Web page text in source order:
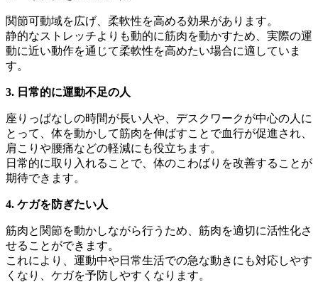
関節可動域を広げ、柔軟性を高める効果があります。
静的なストレッチよりも動的に筋肉を動かすため、実際の運
動に近い動作を通じて柔軟性を高めたい場合に適していま
す。
3. 日常的に運動不足の人
座りっぱなしの時間が長い人や、デスクワークが中心の人に
とって、体を動かして筋肉を伸ばすことで血行が促進され、
肩こりや腰痛などの軽減にも役立ちます。
日常的に取り入れることで、体のこわばりを改善することが
期待できます。
4. ケガを防ぎたい人
筋肉と関節を動かしながら行うため、筋肉を適切に活性化さ
せることができます。
これにより、運動中や日常生活での急な動きにも対応しやす
くなり、ケガを予防しやすくなります。